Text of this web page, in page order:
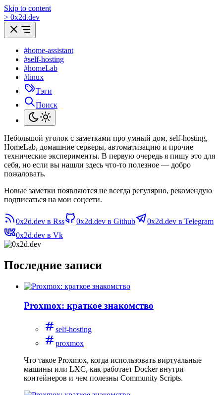
Skip to content
> 0x2d.dev
#home-assistant
#self-hosting
#homeLab
#linux
Тэги
Поиск
Небольшой уголок с заметками про умный дом, self-hosting,
HomeLab, домашние серверы, автоматизацию и прочие
технические эксперименты. В первую очередь я пишу это для
себя, но если вы нашли здесь что-то полезное — добро
пожаловать.
Новые заметки появляются не всегда регулярно, рекомендую
подписаться на мои соцсети.
0x2d.dev в Rss 0x2d.dev в Github
0x2d.dev в Telegram
0x2d.dev в Vk
Последние записи
Proxmox: краткое знакомство
self-hosting
proxmox
Что такое Proxmox, когда использовать виртуальные
машины или LXC, как работает Docker внутри
контейнеров и чем полезны Community Scripts.